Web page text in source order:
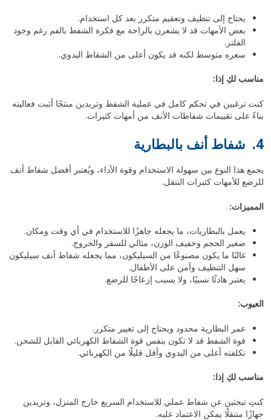
يحتاج إلى تنظيف وتعقيم متكرر بعد كل استخدام.
بعض الأمهات قد لا يشعرن بالراحة مع فكرة الشفط بالفم رغم وجود
الفلتر.
سعره متوسط لكنه قد يكون أعلى من الشفاط اليدوي.
مناسب لكِ إذا:
كنت ترغبين في تحكم كامل في عملية الشفط وتريدين منتجًا أثبت فعاليته
بناءً على تقييمات شفاطات الأنف من أمهات كثيرات.
4. شفاط أنف بالبطارية
يجمع هذا النوع بين سهولة الاستخدام وقوة الأداء، ويُعتبر أفضل شفاط أنف
للرضع للأمهات كثيرات التنقل.
المميزات:
يعمل بالبطاريات، ما يجعله جاهزًا للاستخدام في أي وقت ومكان.
صغير الحجم وخفيف الوزن، مثالي للسفر والخروج.
غالبًا ما يكون مصنوعًا من السيليكون، مما يجعله شفاط أنف سيليكون
سهل التنظيف وآمن على الأطفال.
يعتبر هادئًا نسبيًا، ولا يسبب إزعاجًا للرضع.
العيوب:
عمر البطارية محدود ويحتاج إلى تغيير متكرر.
قوة الشفط قد لا تكون بنفس قوة الشفاط الكهربائي القابل للشحن.
تكلفته أعلى من اليدوي وأقل قليلًا من الكهربائي.
مناسب لكِ إذا:
كنتِ تبحثين عن شفاط عملي للاستخدام السريع خارج المنزل، وتريدين
جهازًا متنقلًا يمكن الاعتماد عليه.